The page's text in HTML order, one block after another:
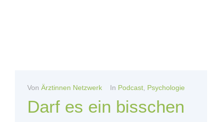
Von Ärztinnen Netzwerk In Podcast Psychologie
Darf es ein bisschen